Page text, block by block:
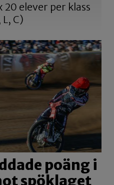
20 elever per klass
C)
poäng i
spöklaget